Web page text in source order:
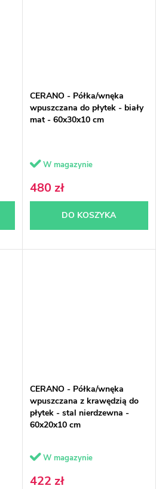
CERANO - Półka/wnęka
wpuszczana do płytek - biały
mat - 60x30x10 cm
W magazynie
480 zł
DO KOSZYKA
CERANO - Półka/wnęka
wpuszczana z krawędzią do
płytek - stal nierdzewna -
60x20x10 cm
W magazynie
422 zł